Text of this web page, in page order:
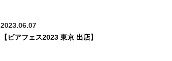
2023.06.07
【ビアフェス2023 東京 出店】